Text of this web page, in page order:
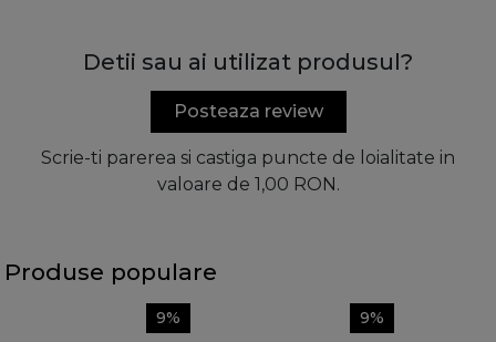
Detii sau ai utilizat produsul?
Posteaza review
Scrie-ti parerea si castiga puncte de loialitate in
valoare de 1,00 RON.
Produse populare
9% 9%